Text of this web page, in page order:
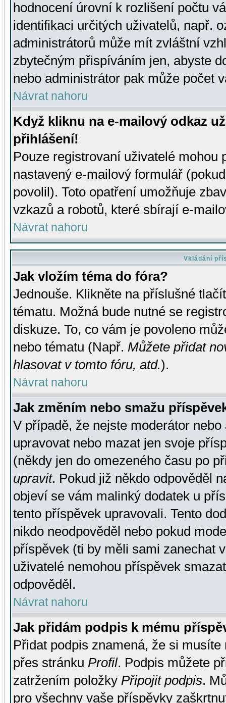
hodnocení úrovní k rozlišení počtu
identifikaci určitých uživatelů, např.
administrátorů může mít zvláštní
zbytečným přispíváním jen, abyste
nebo administrátor pak může počet
Návrat nahoru
Když kliknu na e-mailový odkaz
přihlášení!
Pouze registrovaní uživatelé mohou
nastavený e-mailový formulář
povolil). Toto opatření umožňuje
vzkazů a robotů, které sbírají e-
Návrat nahoru
Vkládání
Jak vložím téma do fóra?
Jednouše. Klikněte na příslušné
tématu. Možná bude nutné se
diskuze. To, co vám je povoleno
nebo tématu (Např. Můžete přidat
hlasovat v tomto fóru, atd.).
Návrat nahoru
Jak změním nebo smažu
V případě, že nejste moderátor
upravovat nebo mazat jen svoje
(někdy jen do omezeného času po
upravit. Pokud již někdo odpověděl
objeví se vám malinký dodatek u
tento příspěvek upravovali. Tento
nikdo neodpověděl nebo pokud
příspěvek (ti by měli sami zanechat
uživatelé nemohou příspěvek
odpověděl.
Návrat nahoru
Jak přidám podpis k mému
Přidat podpis znamená, že si
přes stránku Profil. Podpis můžete
zatržením položky Připojit podpis.
pro všechny vaše příspěvky